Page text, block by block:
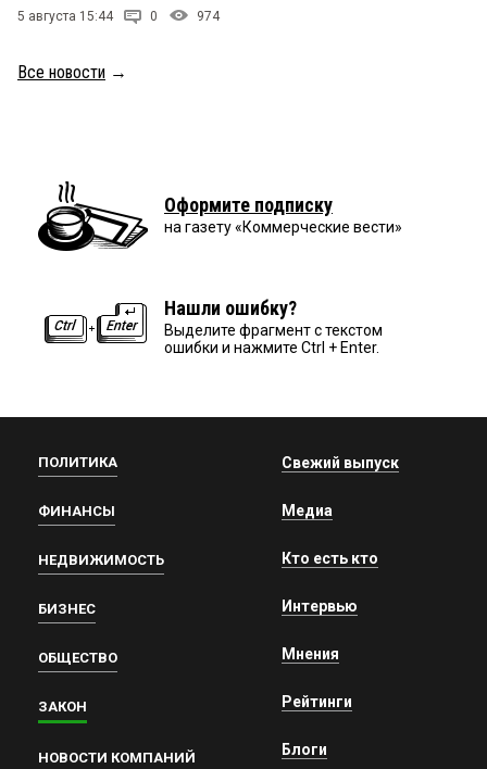
5 августа 15:44 0 974
Все новости →
Оформите подписку
на газету «Коммерческие вести»
Нашли ошибку?
Выделите фрагмент с текстом
ошибки и нажмите Ctrl + Enter.
ПОЛИТИКА
ФИНАНСЫ
НЕДВИЖИМОСТЬ
БИЗНЕС
ОБЩЕСТВО
ЗАКОН
НОВОСТИ КОМПАНИЙ
Свежий выпуск
Медиа
Кто есть кто
Интервью
Мнения
Рейтинги
Блоги